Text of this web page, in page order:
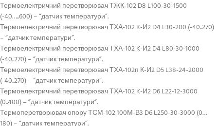
Термоелектричний перетворювач ТЖК-102 D8 L100-30-1500
(-40…..600) – “датчик температури”.
Термоелектричний перетворювач ТХА-102 K-И2 D4 L30-200 (-40..270)
– “датчик температури”.
Термоелектричний перетворювач ТХА-102 K-И2 D4 L80-30-1000
(-40..270) – “датчик температури”.
Термоелектричний перетворювач ТХА-102п К-И2 D5 L38-24-2000
(-40..270) – “датчик температури”.
Термоелектричний перетворювач ТХА-102 K-И2 D6 L22-12-3000
(0..400) – “датчик температури”.
Термоперетворювач опору ТСМ-102 100М-В3 D6 L250-30-3000 (0…